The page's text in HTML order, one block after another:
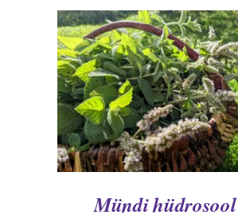
LISA KORVI / QUICK VIEW
Mündi hüdrosool